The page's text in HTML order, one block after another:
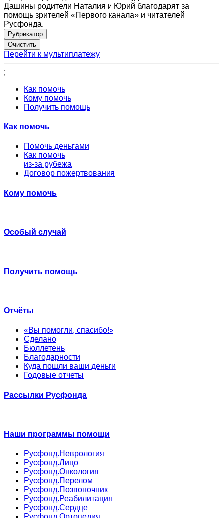
Дашины родители Наталия и Юрий благодарят за
помощь зрителей «Первого канала» и читателей
Русфонда.
Рубрикатор
Перейти к мультиплатежу
;
Как помочь
Кому помочь
Получить помощь
Как помочь
Помочь деньгами
Как помочь
из-за рубежа
Договор пожертвования
Кому помочь
Особый случай
Получить помощь
Отчёты
«Вы помогли, спасибо!»
Сделано
Бюллетень
Благодарности
Куда пошли ваши деньги
Годовые отчеты
Рассылки Русфонда
Наши программы помощи
Русфонд.Неврология
Русфонд.Лицо
Русфонд.Онкология
Русфонд.Перелом
Русфонд.Позвоночник
Русфонд.Реабилитация
Русфонд.Сердце